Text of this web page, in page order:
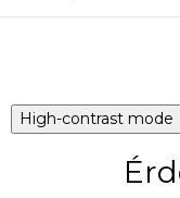
High-contrast mode